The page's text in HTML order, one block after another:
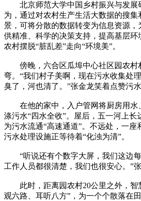
北京师范大学中国乡村振兴与发展
为，通过对农村生产生活大数据的搜集
景，可将分散的数据转变为信息资源，
供精准、科学的决策支持，提高基层环
农村摆脱“脏乱差”走向“环境美”。
傍晚，六合区瓜埠中心社区园农村
弯。“我们村子美啊，现在污水收集处
臭了，河也清了。”张金龙笑着点赞污水
在他的家中，入户管网将厨房用水
涤污水“四水全收”。屋后，五一河上长
为污水流通“高速通道”。不远处，一座
污水处理设施正等待着“化浊为清”。
“听说还有个数字大屏，我们这边每
工作人员都很清楚，我们也很安心。”张
此时，距离园农村20公里之外，智
观六路、耳听八方”，为一个个散落在